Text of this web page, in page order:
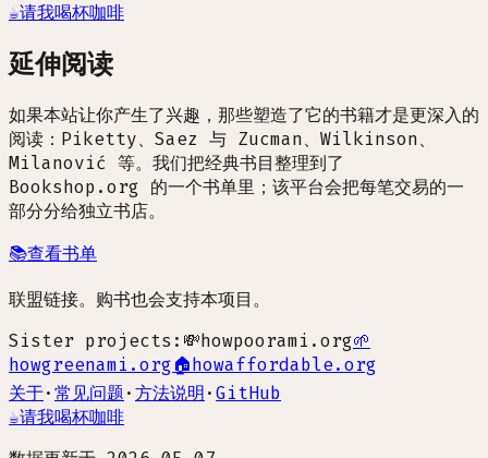
☕请我喝杯咖啡
延伸阅读
如果本站让你产生了兴趣，那些塑造了它的书籍才是更深入的
阅读：Piketty、Saez 与 Zucman、Wilkinson、
Milanović 等。我们把经典书目整理到了
Bookshop.org 的一个书单里；该平台会把每笔交易的一
部分分给独立书店。
📚查看书单
联盟链接。购书也会支持本项目。
Sister projects: 💸howpoorami.org🌱
howgreenami.org🏠howaffordable.org
关于·常见问题·方法说明·GitHub
☕请我喝杯咖啡